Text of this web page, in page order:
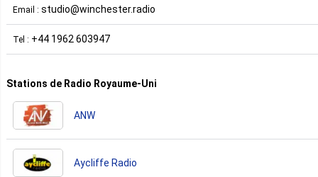
Email : studio@winchester.radio
Tel : +44 1962 603947
Stations de Radio Royaume-Uni
ANW
Aycliffe Radio